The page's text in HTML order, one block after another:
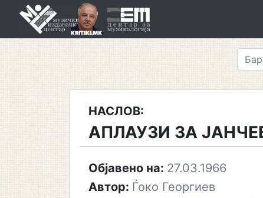
НАСЛОВ:
АПЛАУЗИ ЗА
Објавено на: 27.03.1966
Автор: Ѓоко Георгиев